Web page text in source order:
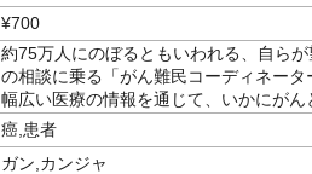
¥700
約75万人にのぼるともいわれる、自ら
の相談に乗る「がん難民コーディネー
幅広い医療の情報を通じて、いかにが
癌,患者
ガン,カンジャ